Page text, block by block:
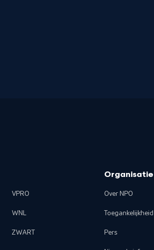
VPRO
WNL
ZWART
Organisatie
Over NPO
Toegankelijkheid
Pers